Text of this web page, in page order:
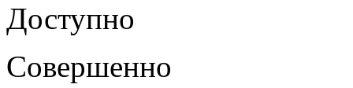
Доступно
Совершенно